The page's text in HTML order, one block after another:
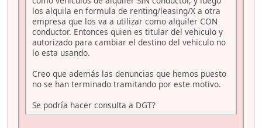
los alquila en formula de renting/leasing/X a otra
empresa que los va a utilizar como alquiler CON
conductor. Entonces quien es titular del vehiculo y
autorizado para cambiar el destino del vehiculo no
lo esta usando.
Creo que además las denuncias que hemos puesto
no se han terminado tramitando por este motivo.
Se podría hacer consulta a DGT?